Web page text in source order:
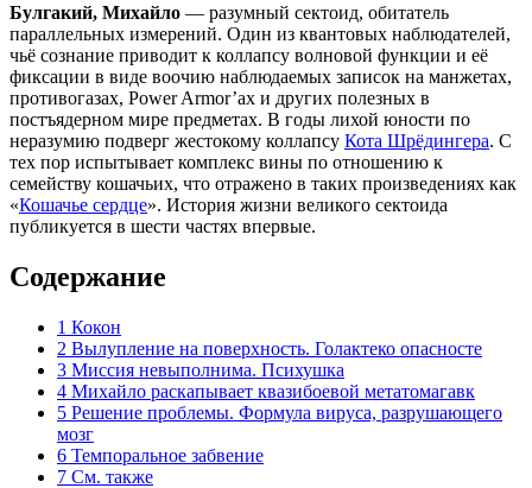
Булгакий, Михайло — разумный сектоид, обитатель
параллельных измерений. Один из квантовых наблюдателей,
чьё сознание приводит к коллапсу волновой функции и её
фиксации в виде воочию наблюдаемых записок на манжетах,
противогазах, Power Armor’ах и других полезных в
постъядерном мире предметах. В годы лихой юности по
неразумию подверг жестокому коллапсу Кота Шрёдингера. С
тех пор испытывает комплекс вины по отношению к
семейству кошачьих, что отражено в таких произведениях как
«Кошачье сердце». История жизни великого сектоида
публикуется в шести частях впервые.
Содержание
1 Кокон
2 Вылупление на поверхность. Голактеко опасносте
3 Миссия невыполнима. Психушка
4 Михайло раскапывает квазибоевой метатомагавк
5 Решение проблемы. Формула вируса, разрушающего
мозг
6 Темпоральное забвение
7 См. также